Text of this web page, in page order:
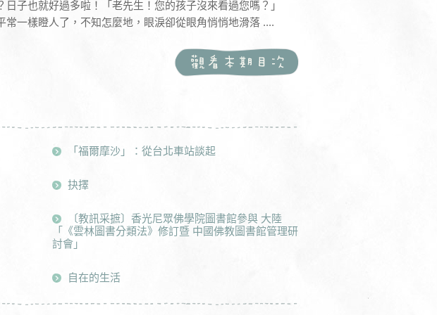
子也就好過多啦！「老先生！您的孩子沒來看過您嗎？」
一樣瞪人了，不知怎麼地，眼淚卻從眼角悄悄地滑落 ....
「福爾摩沙」：從台北車站談起
抉擇
〔教訊采摭〕香光尼眾佛學院圖書館參與 大陸
「《雲林圖書分類法》修訂暨 中國佛教圖書館管理研
討會」
自在的生活